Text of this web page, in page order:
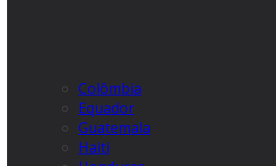
Colômbia
Equador
Guatemala
Haiti